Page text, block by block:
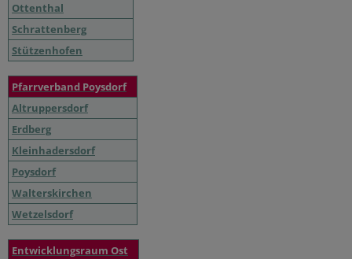
Ottenthal
Schrattenberg
Stützenhofen
Pfarrverband Poysdorf
Altruppersdorf
Erdberg
Kleinhadersdorf
Poysdorf
Walterskirchen
Wetzelsdorf
Entwicklungsraum Ost